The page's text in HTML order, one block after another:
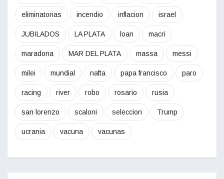
eliminatorias incendio inflacion israel
JUBILADOS LA PLATA loan macri
maradona MAR DEL PLATA massa messi
milei mundial nafta papa francisco paro
racing river robo rosario rusia
san lorenzo scaloni seleccion Trump
ucrania vacuna vacunas